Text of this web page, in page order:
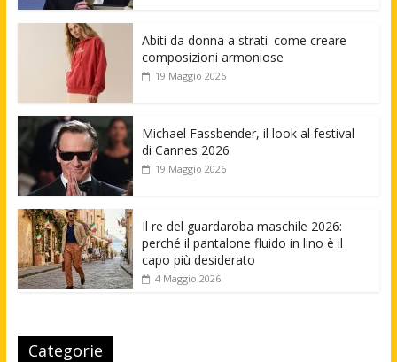
Abiti da donna a strati: come creare
composizioni armoniose
19 Maggio 2026
Michael Fassbender, il look al festival
di Cannes 2026
19 Maggio 2026
Il re del guardaroba maschile 2026:
perché il pantalone fluido in lino è il
capo più desiderato
4 Maggio 2026
Categorie